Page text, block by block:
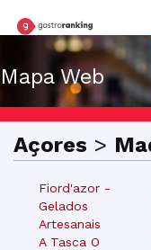
Mapa Web
Açores >
Fiord'azor -
Gelados
Artesanais
A Tasca O